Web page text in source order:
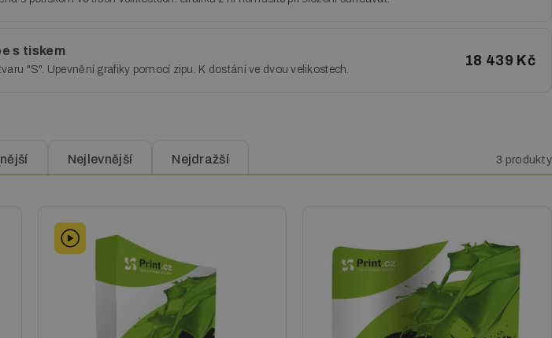
s tiskem
"S". Upevnění grafiky pomocí zipu. K dostání ve dvou velikostech.
18 439 Kč
Nejlevnější Nejdražší 3 produkty